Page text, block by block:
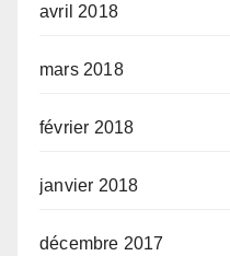
avril 2018
mars 2018
février 2018
janvier 2018
décembre 2017